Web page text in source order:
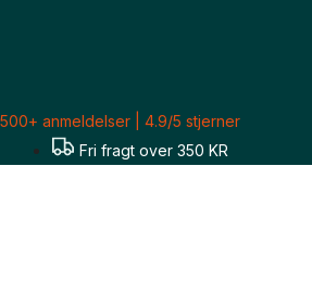
500+ anmeldelser | 4.9/5 stjerner
Fri fragt over 350 KR